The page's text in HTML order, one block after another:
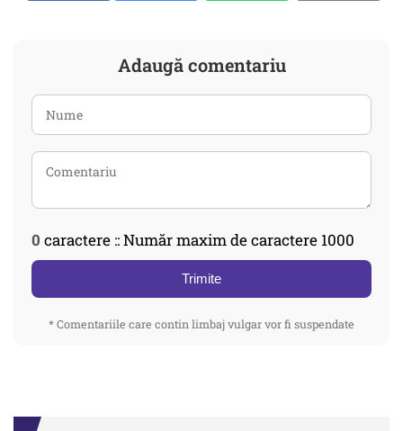
Adaugă comentariu
0 caractere :: Număr maxim de caractere 1000
Trimite
* Comentariile care contin limbaj vulgar vor fi suspendate